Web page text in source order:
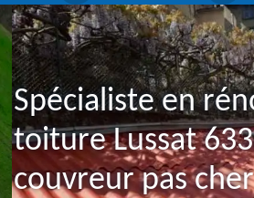
Spécialiste en
toiture Lussat
couvreur pas cher